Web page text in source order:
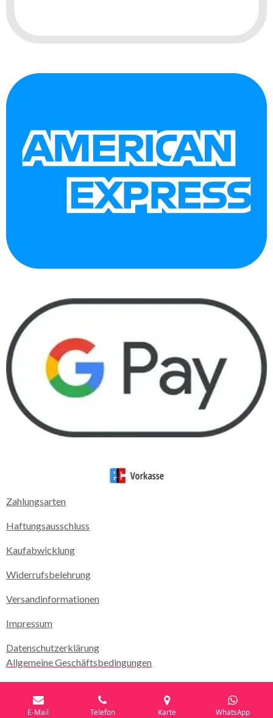
Zahlungsarten
Haftungsausschluss
Kaufabwicklung
Widerrufsbelehrung
Versandinformationen
Impressum
Datenschutzerklärung
Allgemeine Geschäftsbedingungen
E-Mail Telefon Karte WhatsApp